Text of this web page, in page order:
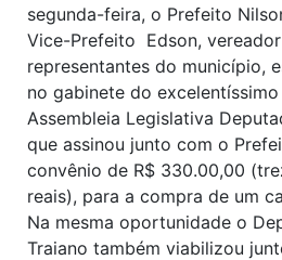
segunda-feira, o Prefeito
Vice-Prefeito Edson,
representantes do município,
no gabinete do
Assembleia Legislativa
que assinou junto com o
convênio de R$ 330.00,00
reais), para a compra de um
Na mesma oportunidade o
Traiano também viabilizou